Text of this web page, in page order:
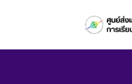
content